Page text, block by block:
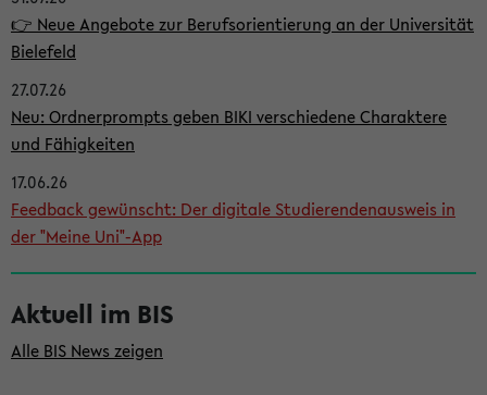
e
n
l
e
i
s
t
e
👉 Neue Angebote zur Berufsorientierung an der Universität
Bielefeld
27.07.26
Neu: Ordnerprompts geben BIKI verschiedene Charaktere
und Fähigkeiten
17.06.26
Feedback gewünscht: Der digitale Studierendenausweis in
der "Meine Uni"-App
Aktuell im BIS
Alle BIS News zeigen